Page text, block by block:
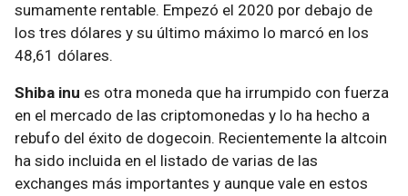
sumamente rentable. Empezó el 2020 por debajo de
los tres dólares y su último máximo lo marcó en los
48,61 dólares.
Shiba inu es otra moneda que ha irrumpido con fuerza
en el mercado de las criptomonedas y lo ha hecho a
rebufo del éxito de dogecoin. Recientemente la altcoin
ha sido incluida en el listado de varias de las
exchanges más importantes y aunque vale en estos